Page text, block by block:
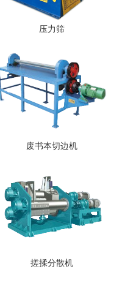
压力筛
废书本切边机
搓揉分散机